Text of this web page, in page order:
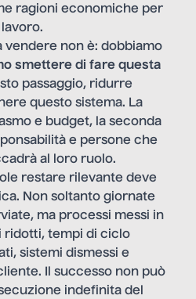
ragioni economiche per
vendere non è: dobbiamo
smettere di fare questa
passaggio, ridurre
questo sistema. La
e budget, la seconda
e persone che
al loro ruolo.
restare rilevante deve
Non soltanto giornate
ma processi messi in
ridotti, tempi di ciclo
sistemi dismessi e
Il successo non può
indefinita del